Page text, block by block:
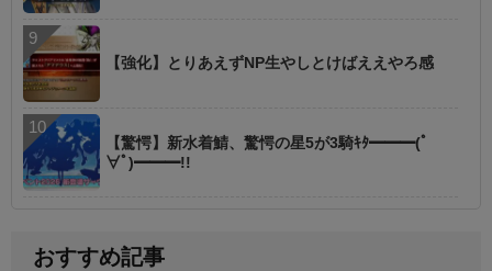
【強化】とりあえずNP生やしとけばええやろ感
【驚愕】新水着鯖、驚愕の星5が3騎ｷﾀ━━━(ﾟ
∀ﾟ)━━━!!
おすすめ記事